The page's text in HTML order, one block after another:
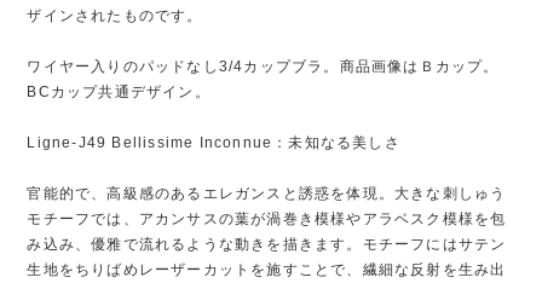
ザインされたものです。
ワイヤー入りのパッドなし3/4カップブラ。商品画像はＢカップ。
BCカップ共通デザイン。
Ligne-J49 Bellissime Inconnue：未知なる美しさ
官能的で、高級感のあるエレガンスと誘惑を体現。大きな刺しゅう
モチーフでは、アカンサスの葉が渦巻き模様やアラベスク模様を包
み込み、優雅で流れるような動きを描きます。モチーフにはサテン
生地をちりばめレーザーカットを施すことで、繊細な反射を生み出